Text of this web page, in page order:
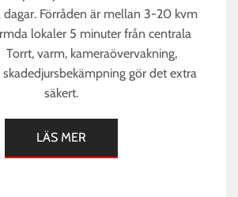
Förråden är mellan 3-20 kvm
lokaler 5 minuter från centrala
Torrt, varm, kameraövervakning,
gör det extra
säkert.
LÄS MER